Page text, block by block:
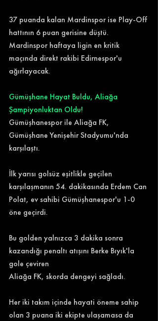
37 puanda kalan Mardinspor ise Play-Off
hattının 6 puan gerisine düştü.
Mardinspor haftaya ligin en kritik
maçında direkt rakibi Edirnespor'u
ağırlayacak.
Gümüşhane Hayat Buldu, Aliağa
Şampiyonluktan Oldu!
Gümüşhanespor ile Aliağa FK,
Gümüşhane Yenişehir Stadyumu'nda
karşılaştı.
İlk yarısı golsüz eşitlikle geçilen
karşılaşmanın 54. dakikasında Erdem Can
Polat, ev sahibi Gümüşhanespor'u 1-0
öne geçirdi.
Bu golden yalnızca 3 dakika sonra
kazandığı penaltı atışını Berke Bıyık'la
gole çeviren
Aliağa FK, skorda dengeyi sağladı.
Her iki takım içinde hayati öneme sahip
olan 3 puana iki ekipte ulaşamasa da